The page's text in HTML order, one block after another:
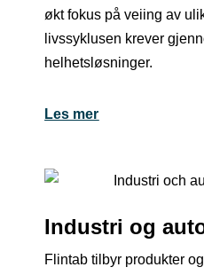
økt fokus på veiing av
livssyklusen krever
helhetsløsninger.
Les mer
Industri og
Flintab tilbyr produkter